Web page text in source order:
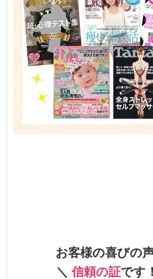
お客様の喜びの
＼信頼の証です